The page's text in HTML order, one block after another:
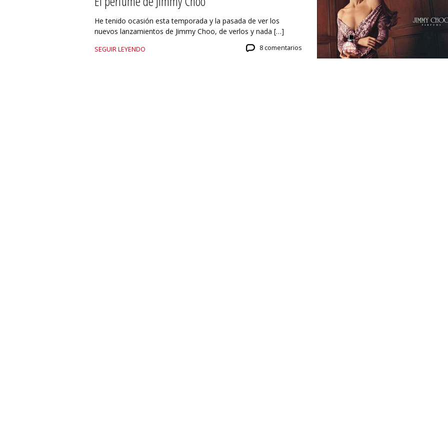
He tenido ocasión esta temporada y la pasada de ver los
nuevos lanzamientos de Jimmy Choo, de verlos y nada […]
SEGUIR LEYENDO 8 comentarios